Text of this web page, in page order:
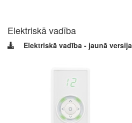
Elektriskā vadība
Elektriskā vadība - jaunā versija